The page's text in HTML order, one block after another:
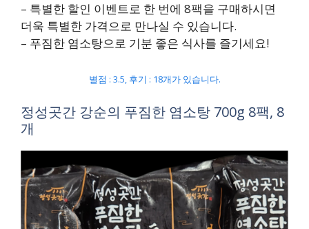
– 특별한 할인 이벤트로 한 번에 8팩을 구매하시면
더욱 특별한 가격으로 만나실 수 있습니다.
– 푸짐한 염소탕으로 기분 좋은 식사를 즐기세요!
별점 : 3.5, 후기 : 18개가 있습니다.
정성곳간 강순의 푸짐한 염소탕 700g 8팩, 8
개